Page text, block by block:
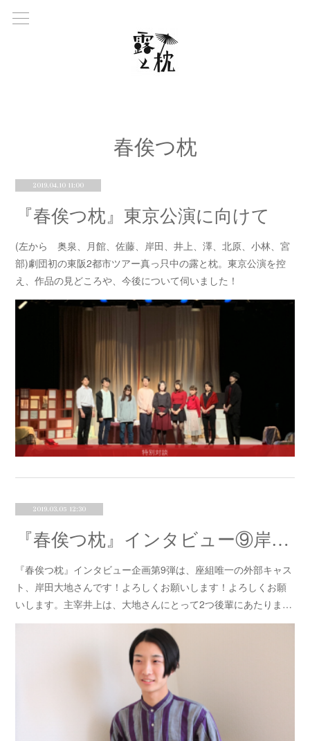
春俟つ枕
2019.04.10 11:00
『春俟つ枕』東京公演に向けて
(左から 奥泉、月館、佐藤、岸田、井上、澤、北原、小林、宮
部)劇団初の東阪2都市ツアー真っ只中の露と枕。東京公演を控
え、作品の見どころや、今後について伺いました！
2019.03.05 12:30
『春俟つ枕』インタビュー⑨岸田大地
『春俟つ枕』インタビュー企画第9弾は、座組唯一の外部キャス
ト、岸田大地さんです！よろしくお願いします！よろしくお願
いします。主宰井上は、大地さんにとって2つ後輩にあたりま…